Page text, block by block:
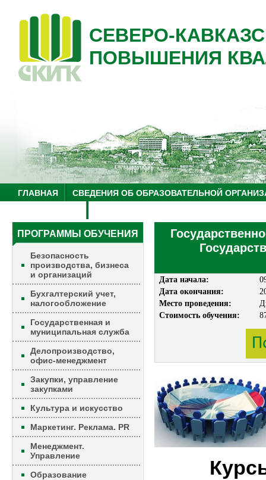
СЕВЕРО-
ПОВЫШЕНИЯ
ГЛАВНАЯ
СВЕДЕНИЯ ОБ ОБРАЗОВАТЕЛЬНОЙ
ПРОГРАММЫ ОБУЧЕНИЯ
Безопасность
производства, бизнеса
и организаций
Бухгалтерский учет,
налогообложение
Государственная и
муниципальная служба
Делопроизводство,
офис-менеджмент
Закупки, управление
закупками
Культура и искусство
Маркетинг. Реклама. PR
Менеджмент.
Управление
Образование
Дата начала:
Дата окончания:
Место проведения:
Стоимость обучения: